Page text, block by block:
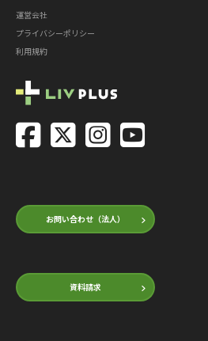
お問い合わせ（法人）
資料請求
運営会社
プライバシーポリシー
利用規約